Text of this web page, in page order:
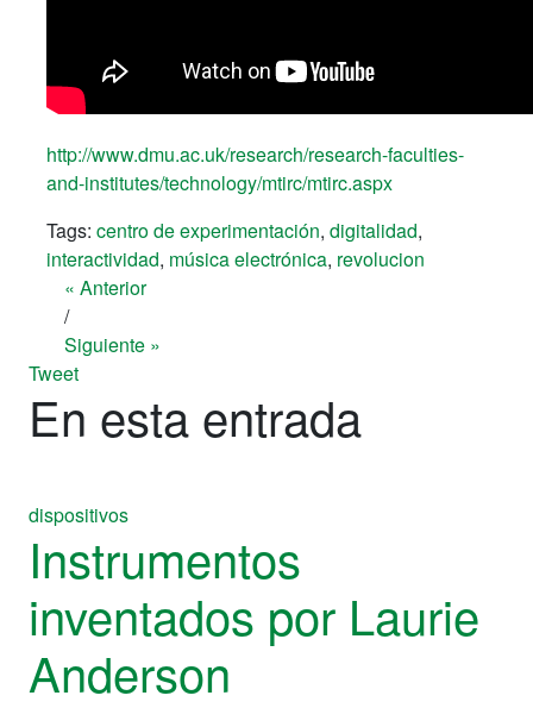
http://www.dmu.ac.uk/research/research-faculties-
and-institutes/technology/mtirc/mtirc.aspx
Tags: centro de experimentación, digitalidad,
interactividad, música electrónica, revolucion
« Anterior
/
Siguiente »
Tweet
En esta entrada
dispositivos
Instrumentos
inventados por Laurie
Anderson